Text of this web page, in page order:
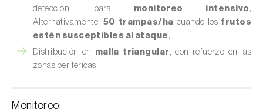
detección, para monitoreo intensivo ;
Alternativamente, 50 trampas/ha cuando los frutos
estén susceptibles al ataque ;
Distribución en malla triangular
, con refuerzo en las
zonas periféricas.
Monitoreo: